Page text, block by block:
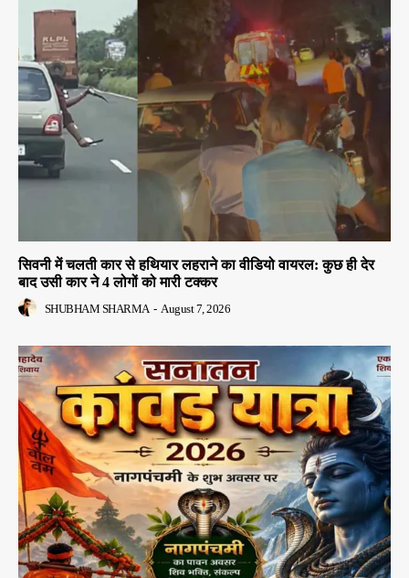
सिवनी में चलती कार से हथियार लहराने का वीडियो वायरल: कुछ ही देर
बाद उसी कार ने 4 लोगों को मारी टक्कर
SHUBHAM SHARMA - August 7, 2026